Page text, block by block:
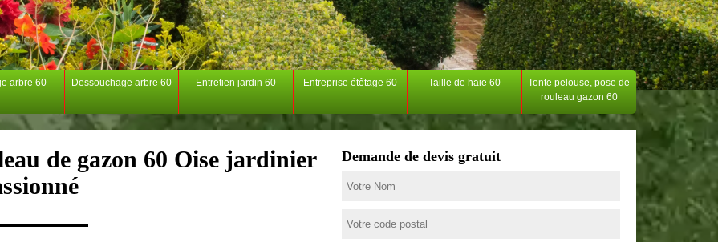
arbre 60 Dessouchage arbre 60 Entretien jardin 60 Entreprise étêtage 60 Taille de haie 60
Tonte pelouse, pose de
rouleau gazon 60
de gazon 60 Oise jardinier
Demande de devis gratuit